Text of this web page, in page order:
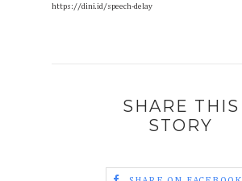
https://dini.id/speech-delay
SHARE THIS
STORY